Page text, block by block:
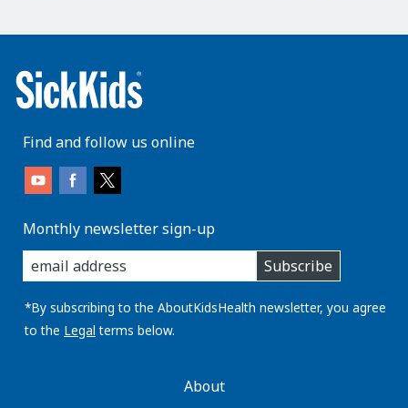
Find and follow us online
Monthly newsletter sign-up
enter
you
email
address:
Subscribe
*By subscribing to the AboutKidsHealth newsletter, you agree
to the Legal terms below.
AboutKidsHealthAbout